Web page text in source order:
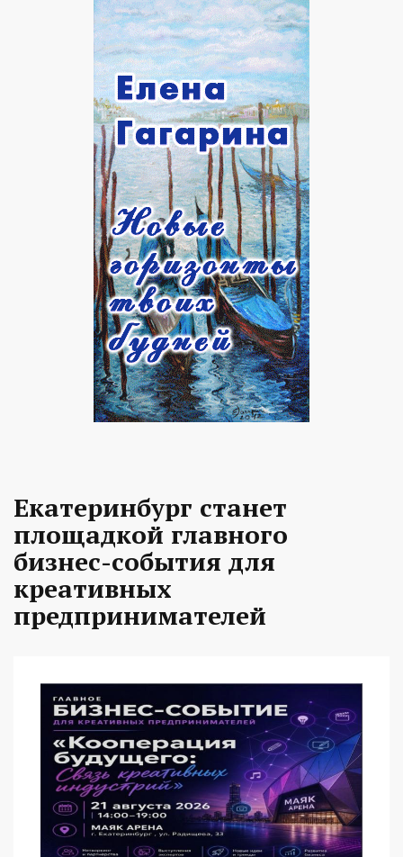
Екатеринбург станет
площадкой главного
бизнес-события для
креативных
предпринимателей